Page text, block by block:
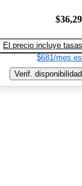
El precio incluye tasas
$681/mes
Verif. disponibilidad